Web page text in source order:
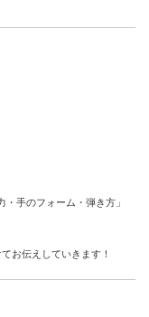
手のフォーム・弾き方」
お伝えしていきます！